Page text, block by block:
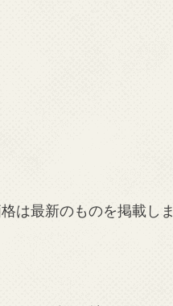
は最新のものを掲載しま